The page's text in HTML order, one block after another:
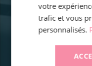
votre
trafic et vous
personnalisés.